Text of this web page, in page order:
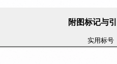
附图标记与
实用标号